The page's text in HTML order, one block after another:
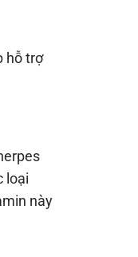
hỗ trợ
loại
này